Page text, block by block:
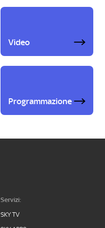
Video
Programmazione
Servizi:
SKY TV